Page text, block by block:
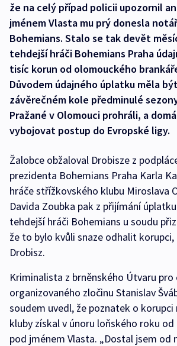
že na celý případ policii upozornil
jménem Vlasta mu prý donesla
Bohemians. Stalo se tak devět
tehdejší hráči Bohemians Praha
tisíc korun od olomouckého
Důvodem údajného úplatku měla
závěrečném kole předminulé
Pražané v Olomouci prohráli, a
vybojovat postup do Evropské ligy.
Žalobce obžaloval Drobisze z
prezidenta Bohemians Praha Karla
hráče střížkovského klubu Miroslava
Davida Zoubka pak z přijímání
tehdejší hráči Bohemians u soudu
že to bylo kvůli snaze odhalit
Drobisz.
Kriminalista z brněnského Útvaru pro
organizovaného zločinu Stanislav
soudem uvedl, že poznatek o
kluby získal v únoru loňského roku
pod jménem Vlasta. „Dostal jsem od